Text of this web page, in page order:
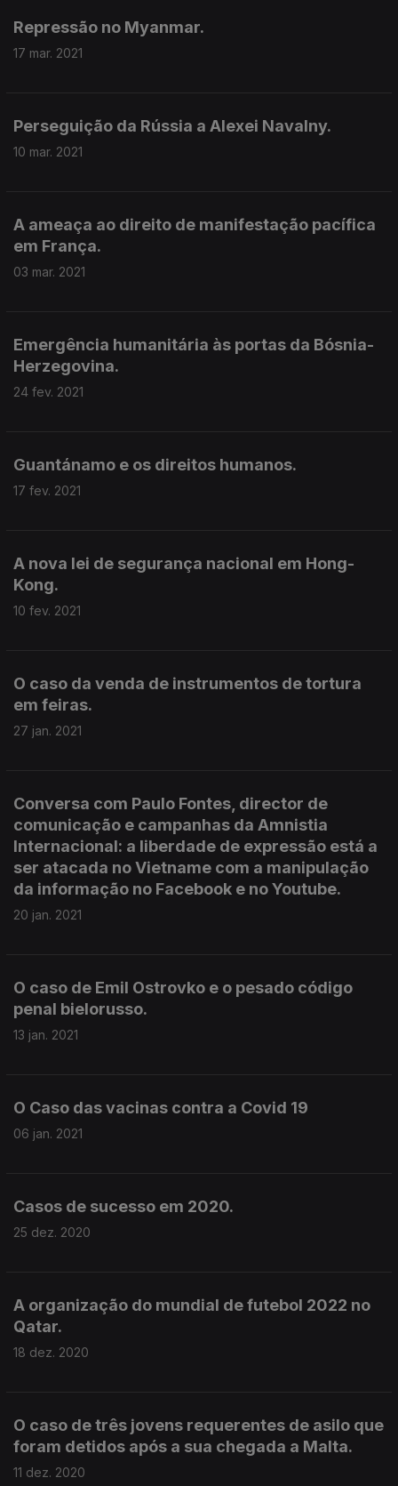
Repressão no Myanmar.
17 mar. 2021
Perseguição da Rússia a Alexei Navalny.
10 mar. 2021
A ameaça ao direito de manifestação pacífica
em França.
03 mar. 2021
Emergência humanitária às portas da Bósnia-
Herzegovina.
24 fev. 2021
Guantánamo e os direitos humanos.
17 fev. 2021
A nova lei de segurança nacional em Hong-
Kong.
10 fev. 2021
O caso da venda de instrumentos de tortura
em feiras.
27 jan. 2021
Conversa com Paulo Fontes, director de
comunicação e campanhas da Amnistia
Internacional: a liberdade de expressão está a
ser atacada no Vietname com a manipulação
da informação no Facebook e no Youtube.
20 jan. 2021
O caso de Emil Ostrovko e o pesado código
penal bielorusso.
13 jan. 2021
O Caso das vacinas contra a Covid 19
06 jan. 2021
Casos de sucesso em 2020.
25 dez. 2020
A organização do mundial de futebol 2022 no
Qatar.
18 dez. 2020
O caso de três jovens requerentes de asilo que
foram detidos após a sua chegada a Malta.
11 dez. 2020